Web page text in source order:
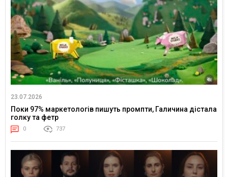
23.07.2026
Поки 97% маркетологів пишуть промпти, Галичина дістала
голку та фетр
0 737